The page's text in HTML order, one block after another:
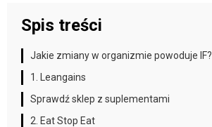
Spis treści
Jakie zmiany w organizmie powoduje IF?
1. Leangains
Sprawdź sklep z suplementami
2. Eat Stop Eat